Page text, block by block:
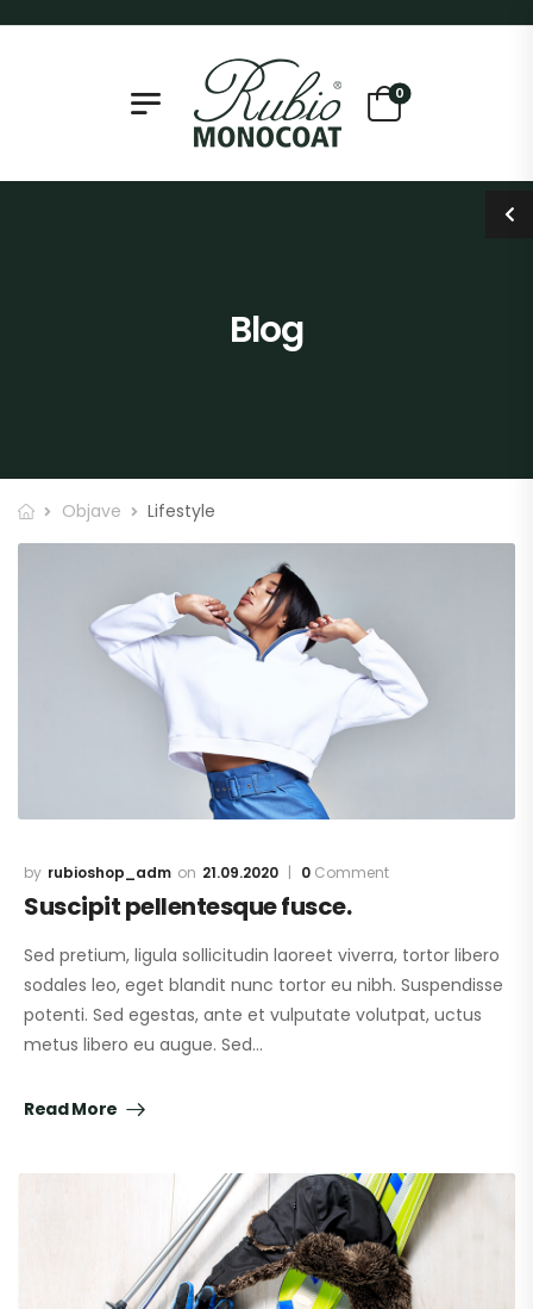
0
Blog
Objave Lifestyle
rubioshop_adm 21.09.2020 0 Comment
Suscipit pellentesque fusce.
Sed pretium, ligula sollicitudin laoreet viverra, tortor libero
sodales leo, eget blandit nunc tortor eu nibh. Suspendisse
potenti. Sed egestas, ante et vulputate volutpat, uctus
metus libero eu augue. Sed…
Read More